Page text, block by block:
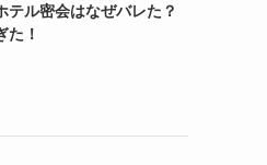
テル密会はなぜバレた？
た！